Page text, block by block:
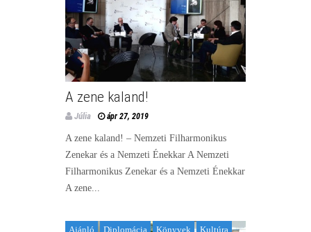
A zene kaland!
Júlia ápr 27, 2019
A zene kaland! – Nemzeti Filharmonikus
Zenekar és a Nemzeti Énekkar A Nemzeti
Filharmonikus Zenekar és a Nemzeti Énekkar
A zene...
Ajánló Diplomácia Könyvek Kultúra